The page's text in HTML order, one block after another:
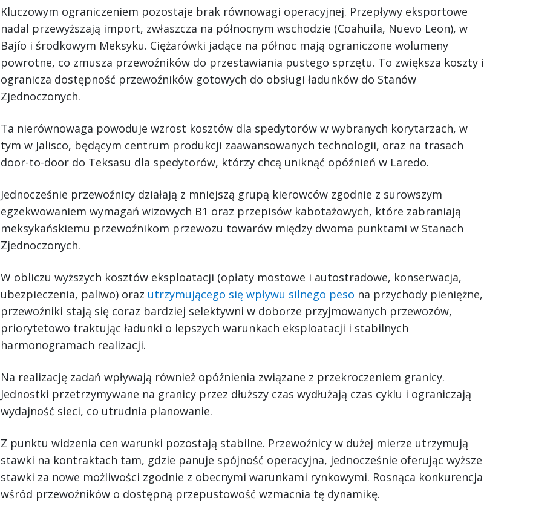
Kluczowym ograniczeniem pozostaje brak równowagi operacyjnej. Przepływy eksportowe
nadal przewyższają import, zwłaszcza na północnym wschodzie (Coahuila, Nuevo Leon), w
Bajío i środkowym Meksyku. Ciężarówki jadące na północ mają ograniczone wolumeny
powrotne, co zmusza przewoźników do przestawiania pustego sprzętu. To zwiększa koszty i
ogranicza dostępność przewoźników gotowych do obsługi ładunków do Stanów
Zjednoczonych.
Ta nierównowaga powoduje wzrost kosztów dla spedytorów w wybranych korytarzach, w
tym w Jalisco, będącym centrum produkcji zaawansowanych technologii, oraz na trasach
door-to-door do Teksasu dla spedytorów, którzy chcą uniknąć opóźnień w Laredo.
Jednocześnie przewoźnicy działają z mniejszą grupą kierowców zgodnie z surowszym
egzekwowaniem wymagań wizowych B1 oraz przepisów kabotażowych, które zabraniają
meksykańskiemu przewoźnikom przewozu towarów między dwoma punktami w Stanach
Zjednoczonych.
W obliczu wyższych kosztów eksploatacji (opłaty mostowe i autostradowe, konserwacja,
ubezpieczenia, paliwo) oraz utrzymującego się wpływu silnego peso na przychody pieniężne,
przewoźniki stają się coraz bardziej selektywni w doborze przyjmowanych przewozów,
priorytetowo traktując ładunki o lepszych warunkach eksploatacji i stabilnych
harmonogramach realizacji.
Na realizację zadań wpływają również opóźnienia związane z przekroczeniem granicy.
Jednostki przetrzymywane na granicy przez dłuższy czas wydłużają czas cyklu i ograniczają
wydajność sieci, co utrudnia planowanie.
Z punktu widzenia cen warunki pozostają stabilne. Przewoźnicy w dużej mierze utrzymują
stawki na kontraktach tam, gdzie panuje spójność operacyjna, jednocześnie oferując wyższe
stawki za nowe możliwości zgodnie z obecnymi warunkami rynkowymi. Rosnąca konkurencja
wśród przewoźników o dostępną przepustowość wzmacnia tę dynamikę.